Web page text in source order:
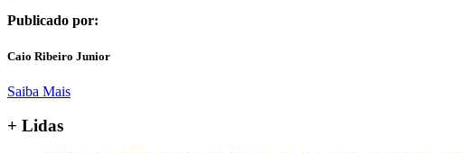
Publicado por:
Caio Ribeiro Junior
Saiba Mais
+ Lidas